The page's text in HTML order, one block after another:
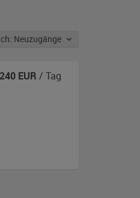
Sortieren nach: Neuzugänge
240 EUR / Tag